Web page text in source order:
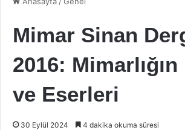
Mimar Sinan
2016: Mimarlığın
ve Eserleri
30 Eylül 2024 4 dakika okuma süresi